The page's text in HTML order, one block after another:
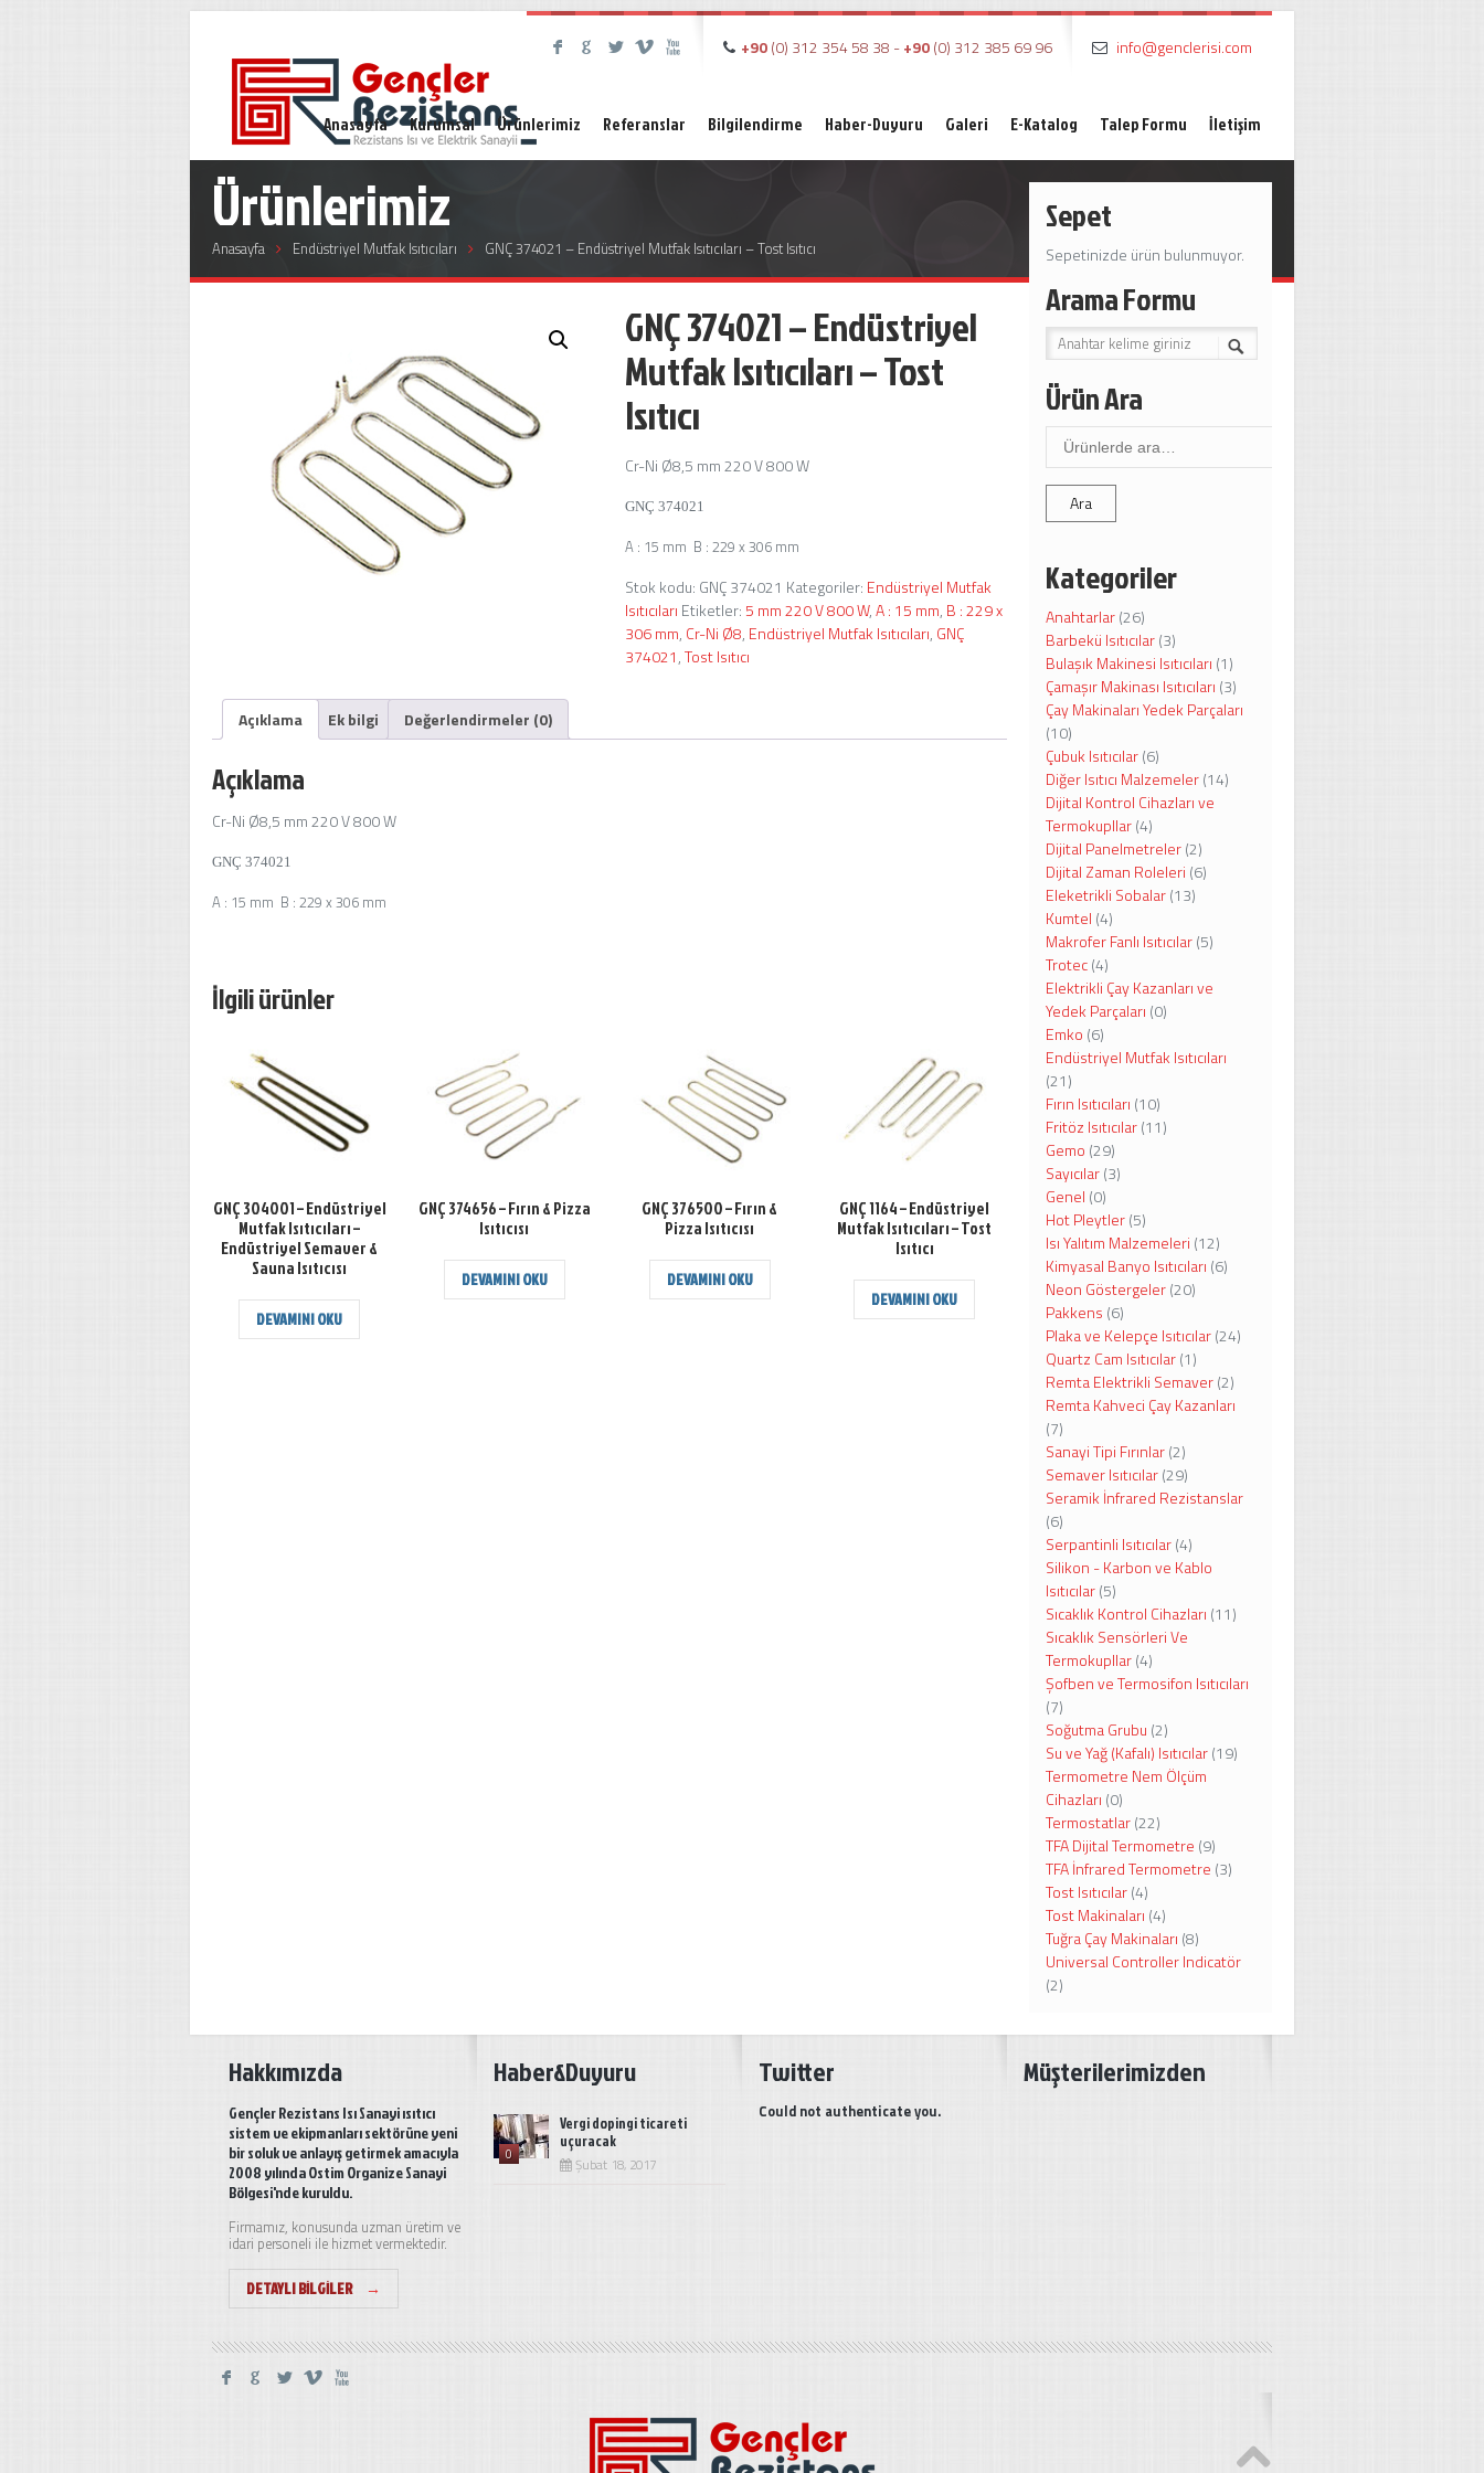
F G L V X +90(0) 312 354 58 38 -+90(0) 312 385 69 96 info@genclerisi.com
Anasayfa Kurumsal Ürünlerimiz Referanslar Bilgilendirme Haber-Duyuru Galeri E-Katalog Talep Formu İletişim
Ürünlerimiz
Anasayfa Endüstriyel Mutfak Isıtıcıları GNÇ 374021 – Endüstriyel Mutfak Isıtıcıları – Tost Isıtıcı
GNÇ 374021 – Endüstriyel
Mutfak Isıtıcıları – Tost
Isıtıcı
Cr-Ni Ø8,5 mm 220 V 800 W
GNÇ 374021
A : 15 mm B : 229 x 306 mm
Stok kodu: GNÇ 374021 Kategoriler: Endüstriyel Mutfak
Isıtıcıları Etiketler: 5 mm 220 V 800 W,A : 15 mm, B : 229 x
306 mm, Cr-Ni Ø8, Endüstriyel Mutfak Isıtıcıları, GNÇ
374021,Tost Isıtıcı
Açıklama Ek bilgi Değerlendirmeler (0)
Açıklama
Cr-Ni Ø8,5 mm 220 V 800 W
GNÇ 374021
A : 15 mm B : 229 x 306 mm
İlgili ürünler
GNÇ 304001 – Endüstriyel
Mutfak Isıtıcıları –
Endüstriyel Semaver &
Sauna Isıtıcısı
DEVAMINI OKU
GNÇ 374656 – Fırın & Pizza
Isıtıcısı
DEVAMINI OKU
GNÇ 376500 – Fırın &
Pizza Isıtıcısı
DEVAMINI OKU
GNÇ 1164 – Endüstriyel
Mutfak Isıtıcıları – Tost
Isıtıcı
DEVAMINI OKU
Sepet
Sepetinizde ürün bulunmuyor.
Arama Formu
Ürün Ara
Ara:
Ara
Kategoriler
Anahtarlar(26)
Barbekü Isıtıcılar(3)
Bulaşık Makinesi Isıtıcıları (1)
Çamaşır Makinası Isıtıcıları (3)
Çay Makinaları Yedek Parçaları
(10)
Çubuk Isıtıcılar(6)
Diğer Isıtıcı Malzemeler(14)
Dijital Kontrol Cihazları ve
Termokupllar(4)
Dijital Panelmetreler(2)
Dijital Zaman Roleleri (6)
Eleketrikli Sobalar(13)
Kumtel (4)
Makrofer Fanlı Isıtıcılar(5)
Trotec(4)
Elektrikli Çay Kazanları ve
Yedek Parçaları (0)
Emko (6)
Endüstriyel Mutfak Isıtıcıları
(21)
Fırın Isıtıcıları (10)
Fritöz Isıtıcılar(11)
Gemo (29)
Sayıcılar(3)
Genel (0)
Hot Pleytler(5)
Isı Yalıtım Malzemeleri (12)
Kimyasal Banyo Isıtıcıları (6)
Neon Göstergeler(20)
Pakkens (6)
Plaka ve Kelepçe Isıtıcılar(24)
Quartz Cam Isıtıcılar(1)
Remta Elektrikli Semaver(2)
Remta Kahveci Çay Kazanları
(7)
Sanayi Tipi Fırınlar(2)
Semaver Isıtıcılar(29)
Seramik İnfrared Rezistanslar
(6)
Serpantinli Isıtıcılar(4)
Silikon - Karbon ve Kablo
Isıtıcılar(5)
Sıcaklık Kontrol Cihazları (11)
Sıcaklık Sensörleri Ve
Termokupllar(4)
Şofben ve Termosifon Isıtıcıları
(7)
Soğutma Grubu (2)
Su ve Yağ (Kafalı) Isıtıcılar(19)
Termometre Nem Ölçüm
Cihazları (0)
Termostatlar(22)
TFA Dijital Termometre (9)
TFA İnfrared Termometre (3)
Tost Isıtıcılar(4)
Tost Makinaları (4)
Tuğra Çay Makinaları (8)
Universal Controller Indicatör
(2)
Hakkımızda
Gençler Rezistans Isı Sanayi ısıtıcı
sistem ve ekipmanları sektörüne yeni
bir soluk ve anlayış getirmek amacıyla
2008 yılında Ostim Organize Sanayi
Bölgesi'nde kuruldu.
Firmamız, konusunda uzman üretim ve
idari personeli ile hizmet vermektedir.
DETAYLI BILGILER →
Haber&Duyuru
0
Vergi dopingi ticareti
uçuracak
Şubat 18, 2017
Twitter
Could not authenticate you.
Müşterilerimizden
F G L V X